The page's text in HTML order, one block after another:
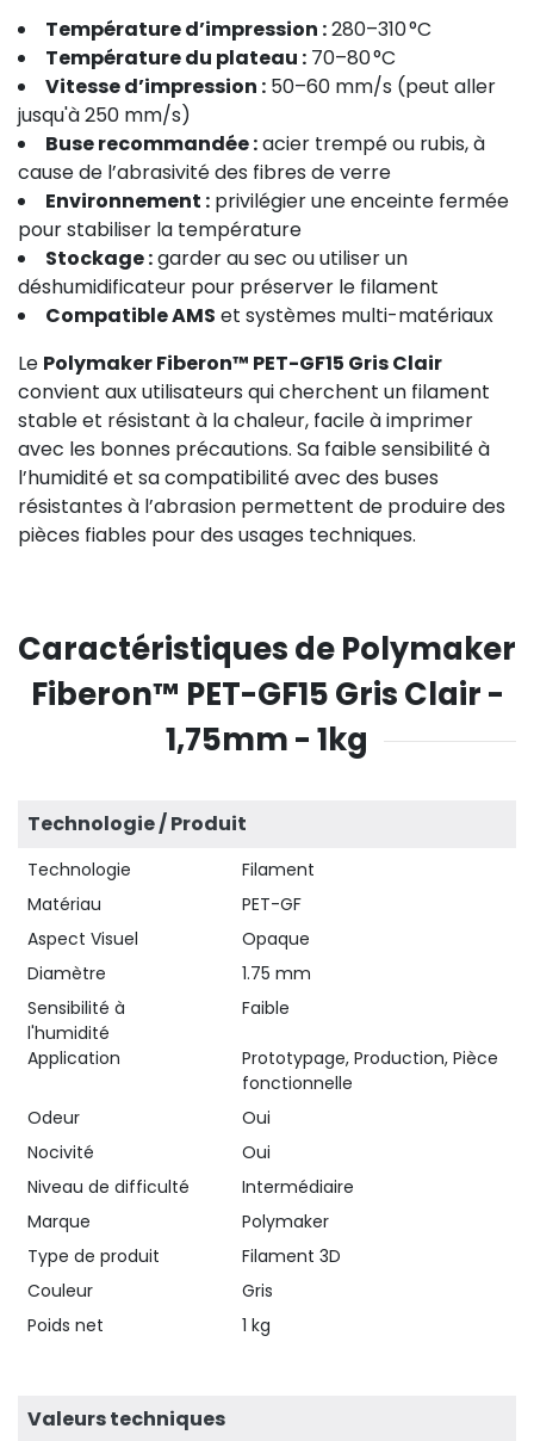
Température d’impression :280–310 °C
Température du plateau : 70–80 °C
Vitesse d’impression : 50–60 mm/s (peut aller
jusqu'à 250 mm/s)
Buse recommandée :acier trempé ou rubis, à
cause de l’abrasivité des fibres de verre
Environnement : privilégier une enceinte fermée
pour stabiliser la température
Stockage :garder au sec ou utiliser un
déshumidificateur pour préserver le filament
Compatible AMS et systèmes multi-matériaux
Le Polymaker Fiberon™ PET-GF15 Gris Clair
convient aux utilisateurs qui cherchent un filament
stable et résistant à la chaleur, facile à imprimer
avec les bonnes précautions. Sa faible sensibilité à
l’humidité et sa compatibilité avec des buses
résistantes à l’abrasion permettent de produire des
pièces fiables pour des usages techniques.
Caractéristiques de Polymaker
Fiberon™ PET-GF15 Gris Clair -
1,75mm - 1kg
Technologie / Produit
Technologie
Filament
Matériau
PET-GF
Aspect Visuel
Opaque
Diamètre
1.75 mm
Sensibilité à
l'humidité
Faible
Application
Prototypage, Production, Pièce
fonctionnelle
Odeur
Oui
Nocivité
Oui
Niveau de difficulté
Intermédiaire
Marque
Polymaker
Type de produit
Filament 3D
Couleur
Gris
Poids net
1 kg
Valeurs techniques